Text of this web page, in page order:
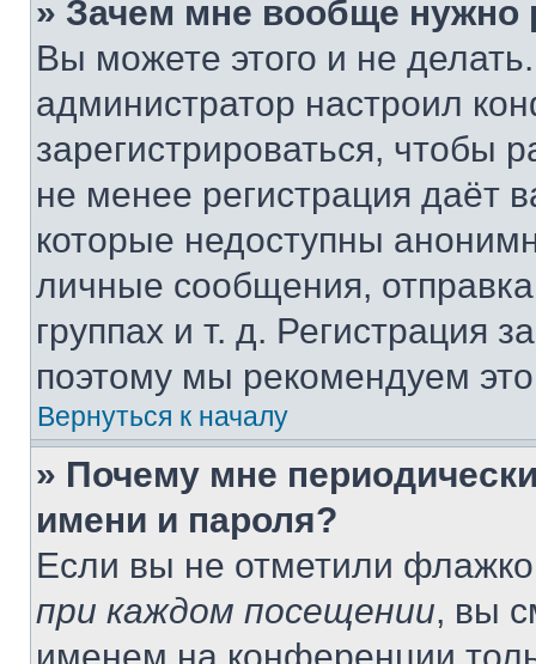
» Зачем мне вообще нужно
Вы можете этого и не
администратор настроил
зарегистрироваться, чтобы
не менее регистрация даёт
которые недоступны
личные сообщения,
группах и т. д. Регистрация
поэтому мы рекомендуем
Вернуться к началу
» Почему мне
имени и пароля?
Если вы не отметили
при каждом посещении, вы